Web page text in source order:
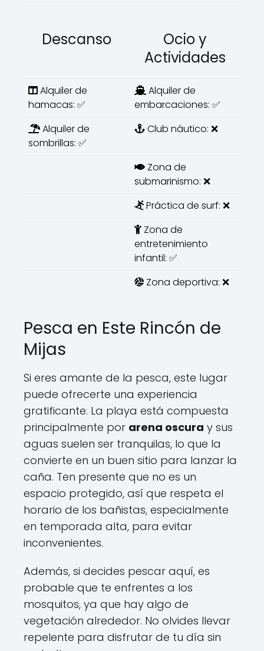
Descanso
Ocio y
Actividades
Alquiler de
hamacas: ✅
Alquiler de
embarcaciones: ✅
Alquiler de
sombrillas: ✅
Club náutico: ❌
Zona de
submarinismo: ❌
Práctica de surf: ❌
Zona de
entretenimiento
infantil: ✅
Zona deportiva: ❌
Pesca en Este Rincón de
Mijas
Si eres amante de la pesca, este lugar
puede ofrecerte una experiencia
gratificante. La playa está compuesta
principalmente por arena oscura y sus
aguas suelen ser tranquilas, lo que la
convierte en un buen sitio para lanzar la
caña. Ten presente que no es un
espacio protegido, así que respeta el
horario de los bañistas, especialmente
en temporada alta, para evitar
inconvenientes.
Además, si decides pescar aquí, es
probable que te enfrentes a los
mosquitos, ya que hay algo de
vegetación alrededor. No olvides llevar
repelente para disfrutar de tu día sin